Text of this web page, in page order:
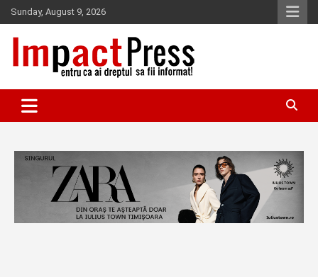
Skip
to
content
Sunday, August 9, 2026
IMPACTPRESS